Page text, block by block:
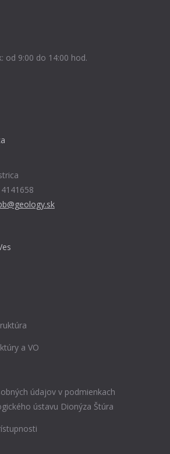
od 9:00 do 14:00 hod.
a VO
údajov v podmienkach
ústavu Dionýza Štúra